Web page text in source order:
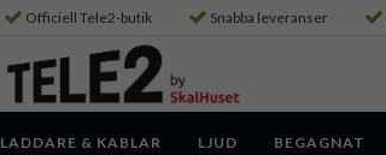
Officiell Tele2-butik Snabba leveranser
LADDARE & KABLAR LJUD BEGAGNAT